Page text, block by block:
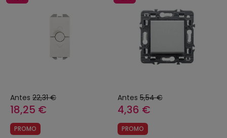
Antes 22,31 €
18,25 €
PROMO
Antes 5,54 €
4,36 €
PROMO